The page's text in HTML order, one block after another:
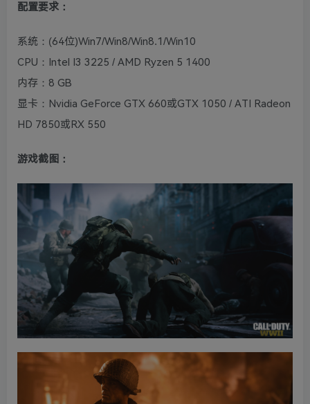
配置要求：
系统：(64位)Win7/Win8/Win8.1/Win10
CPU：Intel I3 3225 / AMD Ryzen 5 1400
内存：8 GB
显卡：Nvidia GeForce GTX 660或GTX 1050 / ATI Radeon
HD 7850或RX 550
游戏截图：